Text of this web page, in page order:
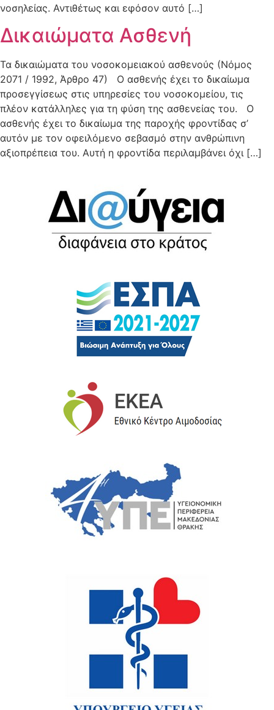
νοσηλείας. Αντιθέτως και εφόσον αυτό […]
Δικαιώματα Ασθενή
Τα δικαιώματα του νοσοκομειακού ασθενούς (Νόμος
2071 / 1992, Άρθρο 47) Ο ασθενής έχει το δικαίωμα
προσεγγίσεως στις υπηρεσίες του νοσοκομείου, τις
πλέον κατάλληλες για τη φύση της ασθενείας του. Ο
ασθενής έχει το δικαίωμα της παροχής φροντίδας σ’
αυτόν με τον οφειλόμενο σεβασμό στην ανθρώπινη
αξιοπρέπεια του. Αυτή η φροντίδα περιλαμβάνει όχι […]